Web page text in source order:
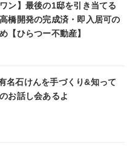
ワン】最後の1邸を引き当てる
橋開発の完成済・即入居可の
【ひらつー不動産】
名石けんを手づくり&知って
お話し会あるよ